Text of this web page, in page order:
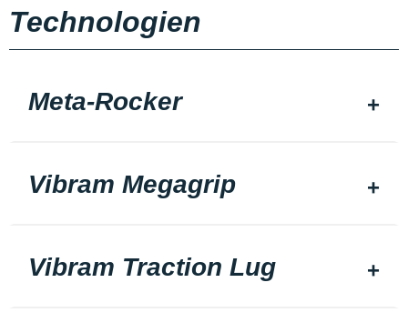
Technologien
Meta-Rocker
Vibram Megagrip
Vibram Traction Lug